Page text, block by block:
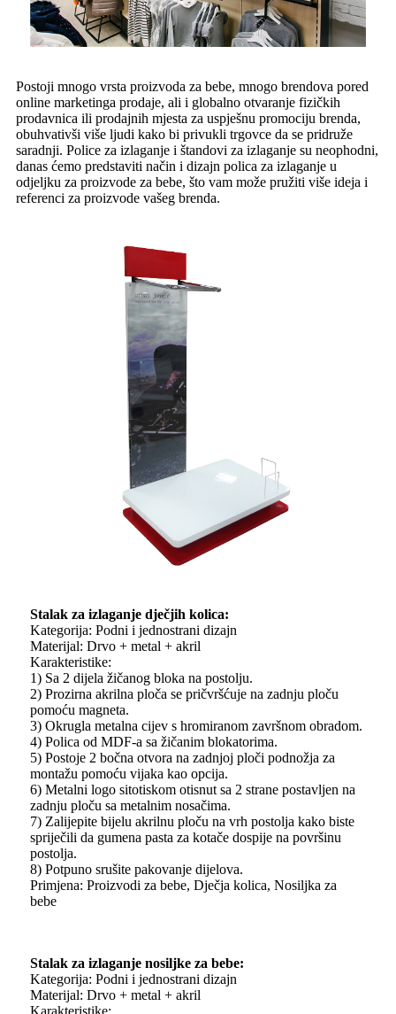
Postoji mnogo vrsta proizvoda za bebe, mnogo brendova pored
online marketinga prodaje, ali i globalno otvaranje fizičkih
prodavnica ili prodajnih mjesta za uspješnu promociju brenda,
obuhvativši više ljudi kako bi privukli trgovce da se pridruže
saradnji. Police za izlaganje i štandovi za izlaganje su neophodni,
danas ćemo predstaviti način i dizajn polica za izlaganje u
odjeljku za proizvode za bebe, što vam može pružiti više ideja i
referenci za proizvode vašeg brenda.
Stalak za izlaganje dječjih kolica:
Kategorija: Podni i jednostrani dizajn
Materijal: Drvo + metal + akril
Karakteristike:
1) Sa 2 dijela žičanog bloka na postolju.
2) Prozirna akrilna ploča se pričvršćuje na zadnju ploču
pomoću magneta.
3) Okrugla metalna cijev s hromiranom završnom obradom.
4) Polica od MDF-a sa žičanim blokatorima.
5) Postoje 2 bočna otvora na zadnjoj ploči podnožja za
montažu pomoću vijaka kao opcija.
6) Metalni logo sitotiskom otisnut sa 2 strane postavljen na
zadnju ploču sa metalnim nosačima.
7) Zalijepite bijelu akrilnu ploču na vrh postolja kako biste
spriječili da gumena pasta za kotače dospije na površinu
postolja.
8) Potpuno srušite pakovanje dijelova.
Primjena: Proizvodi za bebe, Dječja kolica, Nosiljka za
bebe
Stalak za izlaganje nosiljke za bebe:
Kategorija: Podni i jednostrani dizajn
Materijal: Drvo + metal + akril